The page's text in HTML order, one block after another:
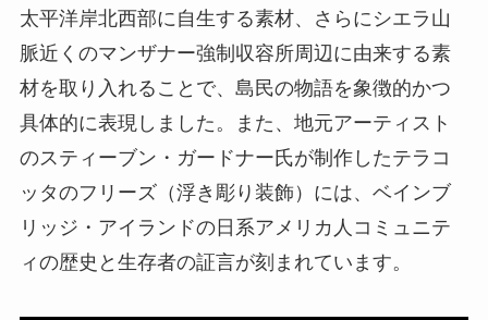
太平洋岸北西部に自生する素材、さらにシエラ山
脈近くのマンザナー強制収容所周辺に由来する素
材を取り入れることで、島民の物語を象徴的かつ
具体的に表現しました。また、地元アーティスト
のスティーブン・ガードナー氏が制作したテラコ
ッタのフリーズ（浮き彫り装飾）には、ベインブ
リッジ・アイランドの日系アメリカ人コミュニテ
ィの歴史と生存者の証言が刻まれています。